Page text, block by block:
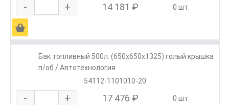
- + 14 181 ₽ 0 шт.
Ä
Бак топливный 500л. (650х650х1325) голый крышка
п/об / Автотехнология
54112-1101010-20
- + 17 476 ₽ 0 шт.